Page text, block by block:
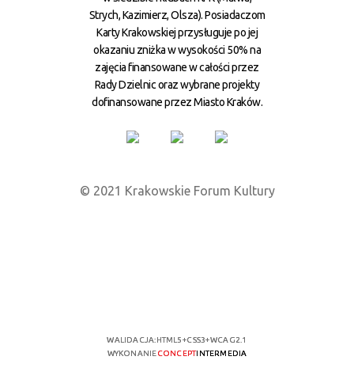
Strych, Kazimierz, Olsza). Posiadaczom
Karty Krakowskiej przysługuje po jej
okazaniu zniżka w wysokości 50% na
zajęcia finansowane w całości przez
Rady Dzielnic oraz wybrane projekty
dofinansowane przez Miasto Kraków.
© 2021 Krakowskie Forum Kultury
WALIDACJA:HTML5+CSS3+WCAG 2.1
WYKONANIECONCEPTINTERMEDIA